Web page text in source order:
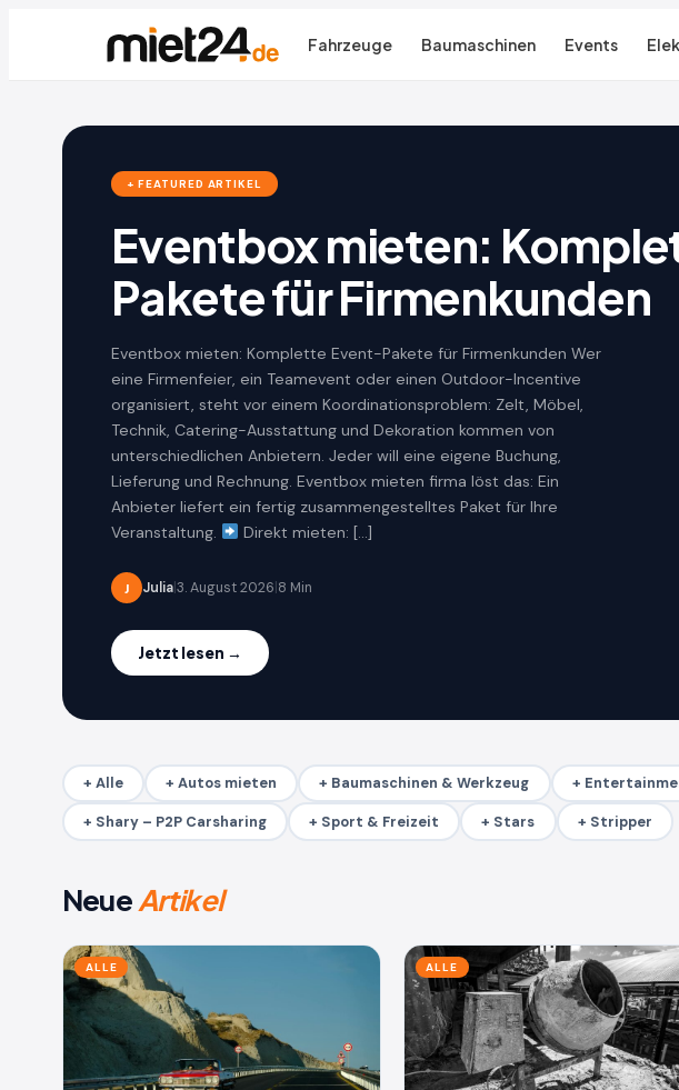
Fahrzeuge Baumaschinen Events
+ FEATURED ARTIKEL
Eventbox mieten:
Pakete für Firmenkunden
Eventbox mieten: Komplette Event-Pakete für Firmenkunden Wer
eine Firmenfeier, ein Teamevent oder einen Outdoor-Incentive
organisiert, steht vor einem Koordinationsproblem: Zelt, Möbel,
Technik, Catering-Ausstattung und Dekoration kommen von
unterschiedlichen Anbietern. Jeder will eine eigene Buchung,
Lieferung und Rechnung. Eventbox mieten firma löst das: Ein
Anbieter liefert ein fertig zusammengestelltes Paket für Ihre
Veranstaltung.
Direkt mieten: […]
J Julia3. August 2026 8 Min
Jetzt lesen →
+ Alle + Autos mieten + Baumaschinen & Werkzeug +
+ Shary – P2P Carsharing + Sport & Freizeit + Stars + Stripper
NeueArtikel
ALLE ALLE